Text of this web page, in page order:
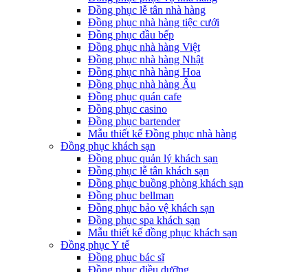
Đồng phục lễ tân nhà hàng
Đồng phục nhà hàng tiệc cưới
Đồng phục đầu bếp
Đồng phục nhà hàng Việt
Đồng phục nhà hàng Nhật
Đồng phục nhà hàng Hoa
Đồng phục nhà hàng Âu
Đồng phục quán cafe
Đồng phục casino
Đồng phục bartender
Mẫu thiết kế Đồng phục nhà hàng
Đồng phục khách sạn
Đồng phục quản lý khách sạn
Đồng phục lễ tân khách sạn
Đồng phục buồng phòng khách sạn
Đồng phục bellman
Đồng phục bảo vệ khách sạn
Đồng phục spa khách sạn
Mẫu thiết kế đồng phục khách sạn
Đồng phục Y tế
Đồng phục bác sĩ
Đồng phục điều dưỡng